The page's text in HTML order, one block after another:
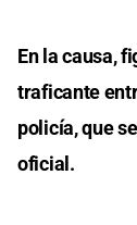
En la causa,
traficante
policía, que
oficial.